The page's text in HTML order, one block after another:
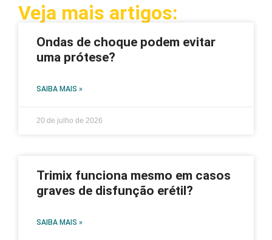
Veja mais artigos:
Ondas de choque podem evitar
uma prótese?
SAIBA MAIS »
20 de julho de 2026
Trimix funciona mesmo em casos
graves de disfunção erétil?
SAIBA MAIS »